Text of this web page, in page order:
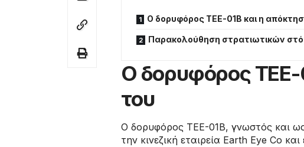
Ο δορυφόρος TEE-01B και η
Παρακολούθηση στρατιωτικών
Ο δορυφόρος TEE-
του
Ο δορυφόρος TEE-01B, γνωστός και
την κινεζική εταιρεία Earth Eye Co